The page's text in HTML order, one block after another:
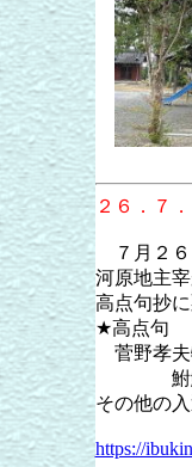
２６．７
７月２６
河原地主
高点句抄
★高点句
菅野孝夫
鮒鮓の
その他の
https://